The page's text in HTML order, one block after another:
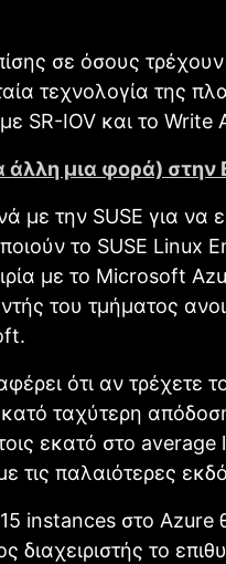
σε όσους
τεχνολογία της
SR-IOV και το Write
άλλη μια φορά) στην
με την SUSE για να
το SUSE Linux
με το Microsoft
του τμήματος
ότι αν τρέχετε
ταχύτερη
εκατό στο
τις παλαιότερες
instances στο Azure
το